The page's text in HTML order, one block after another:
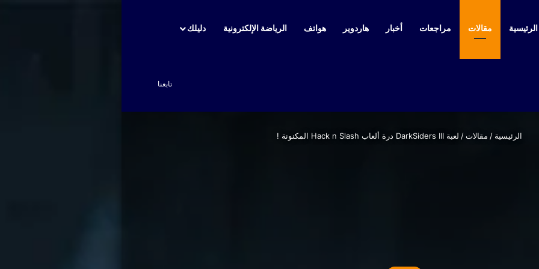
مقالات مراجعات أخبار هاردوير هواتف الرياضة الإلكترونية دليلك
تابعنا
الرئيسية / مقالات / لعبة DarkSiders III درة ألعاب Hack n Slash المكنونة !